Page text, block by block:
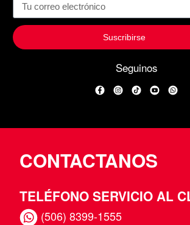
Suscribirse
Seguinos
FacebookInstagram
TikTok
CONTACTANOS
TELÉFONO SERVICIO AL
(506) 8399-1555